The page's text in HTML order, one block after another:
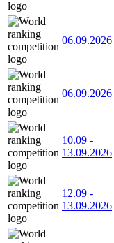
06.09.2026
06.09.2026
10.09 -
13.09.2026
12.09 -
13.09.2026